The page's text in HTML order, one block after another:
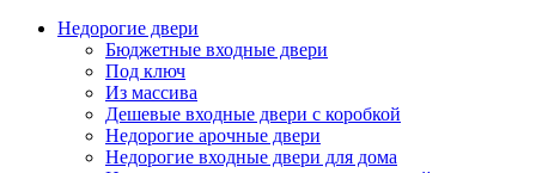
Недорогие двери
Бюджетные входные двери
Под ключ
Из массива
Дешевые входные двери с коробкой
Недорогие арочные двери
Недорогие входные двери для дома